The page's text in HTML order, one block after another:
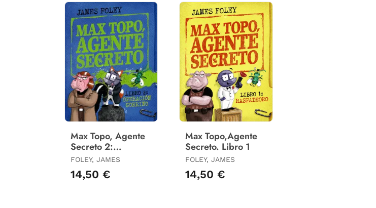
Max Topo, Agente
Secreto 2:
Operacion Gorrino
FOLEY, JAMES
14,50 €
Max Topo,Agente
Secreto. Libro 1
FOLEY, JAMES
14,50 €